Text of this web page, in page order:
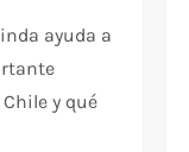
ayuda a
y qué